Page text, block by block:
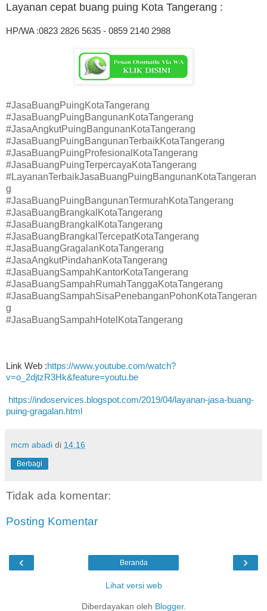
Layanan cepat buang puing Kota Tangerang :
HP/WA :0823 2826 5635 - 0859 2140 2988
#JasaBuangPuingKotaTangerang
#JasaBuangPuingBangunanKotaTangerang
#JasaAngkutPuingBangunanKotaTangerang
#JasaBuangPuingBangunanTerbaikKotaTangerang
#JasaBuangPuingProfesionalKotaTangerang
#JasaBuangPuingTerpercayaKotaTangerang
#LayananTerbaikJasaBuangPuingBangunanKotaTangeran
g
#JasaBuangPuingBangunanTermurahKotaTangerang
#JasaBuangBrangkalKotaTangerang
#JasaBuangBrangkalKotaTangerang
#JasaBuangBrangkalTercepatKotaTangerang
#JasaBuangGragalanKotaTangerang
#JasaAngkutPindahanKotaTangerang
#JasaBuangSampahKantorKotaTangerang
#JasaBuangSampahRumahTanggaKotaTangerang
#JasaBuangSampahSisaPenebanganPohonKotaTangeran
g
#JasaBuangSampahHotelKotaTangerang
Link Web :https://www.youtube.com/watch?
v=o_2djtzR3Hk&feature=youtu.be
https://indoservices.blogspot.com/2019/04/layanan-jasa-buang-
puing-gragalan.html
mcm abadi di 14.16
Berbagi
Tidak ada komentar:
Posting Komentar
‹ ›
Beranda
Lihat versi web
Diberdayakan oleh Blogger.